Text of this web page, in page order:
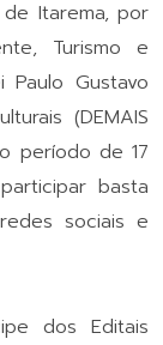
Itarema, por
Turismo e
Gustavo
(DEMAIS
período de 17
basta
sociais e
dos Editais